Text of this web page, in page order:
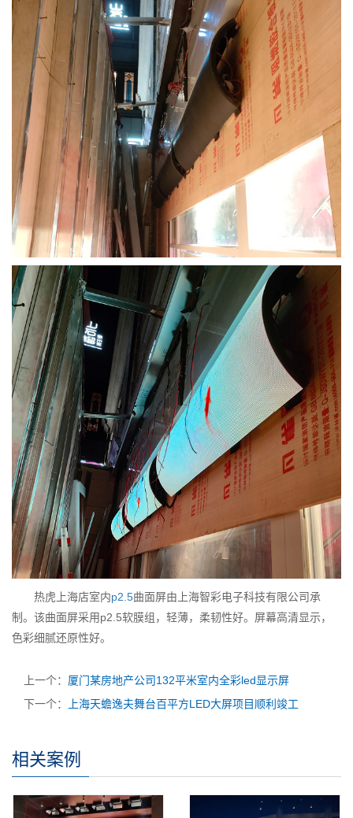
热虎上海店室内p2.5曲面屏由上海智彩电子科技有限公司承
制。该曲面屏采用p2.5软膜组，轻薄，柔韧性好。屏幕高清显示，
色彩细腻还原性好。
上一个： 厦门某房地产公司132平米室内全彩led显示屏
下一个：
上海天蟾逸夫舞台百平方LED大屏项目顺利竣工
相关案例